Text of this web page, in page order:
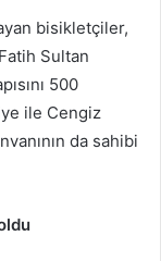
bisikletçiler,
Sultan
500
ile Cengiz
da sahibi